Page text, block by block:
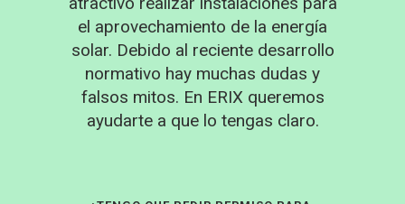
el aprovechamiento de la energía
solar. Debido al reciente desarrollo
normativo hay muchas dudas y
falsos mitos. En ERIX queremos
ayudarte a que lo tengas claro.